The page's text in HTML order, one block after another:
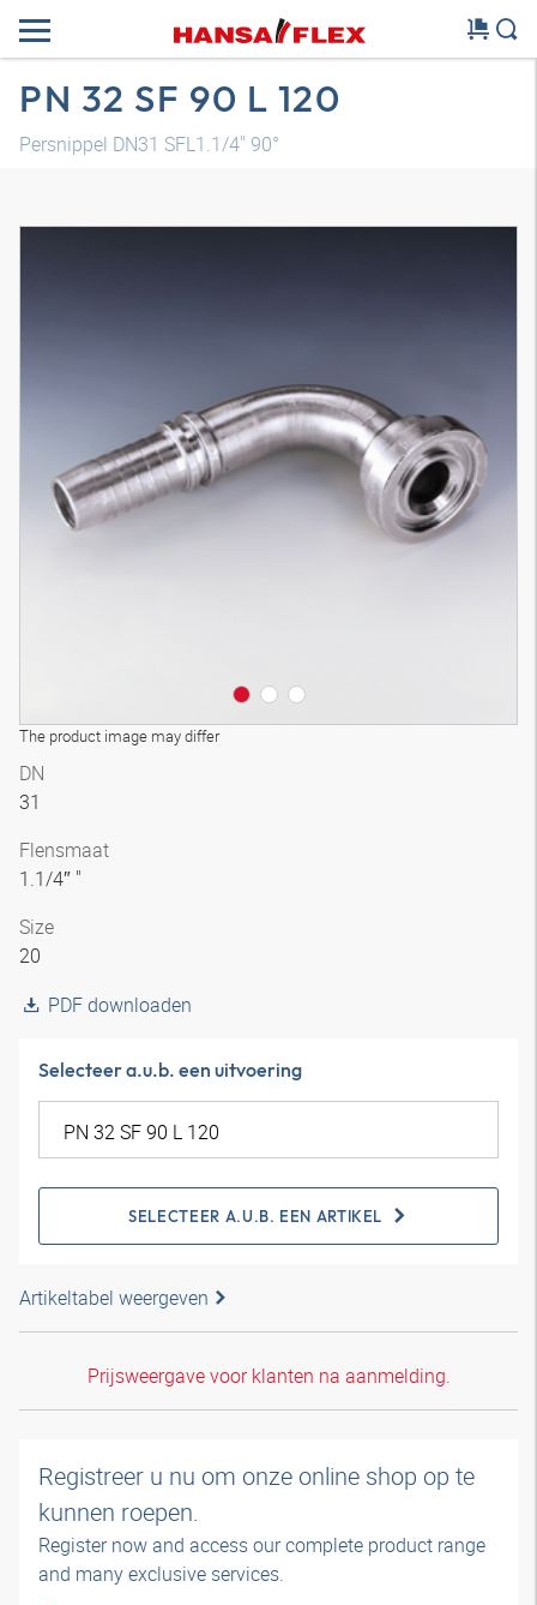
PN 32 SF 90 L 120
Persnippel DN31 SFL1.1/4" 90°
The product image may differ
3D-model
DN
31
Flensmaat
1.1/4″ "
Size
20
PDF downloaden
Selecteer a.u.b. een uitvoering
SELECTEER A.U.B. EEN ARTIKEL
Artikeltabel weergeven
Prijsweergave voor klanten na aanmelding.
Registreer u nu om onze online shop op te
kunnen roepen.
Register now and access our complete product range
and many exclusive services.